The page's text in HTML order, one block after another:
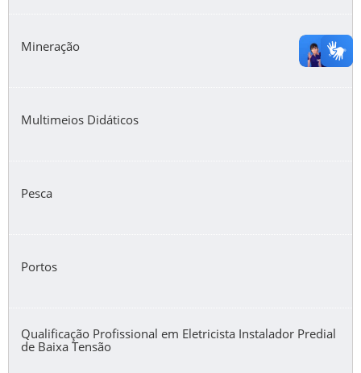
Mineração
Multimeios Didáticos
Pesca
Portos
Qualificação Profissional em Eletricista Instalador Predial
de Baixa Tensão